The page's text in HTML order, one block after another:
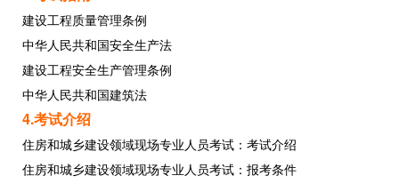
建设工程质量管理条例
中华人民共和国安全生产法
建设工程安全生产管理条例
中华人民共和国建筑法
4.考试介绍
住房和城乡建设领域现场专业人员考试：考试介绍
住房和城乡建设领域现场专业人员考试：报考条件